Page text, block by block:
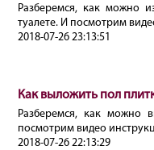
Разберемся, как можно
туалете. И посмотрим
2018-07-26 23:13:51
Как выложить пол
Разберемся, как можно
посмотрим видео
2018-07-26 22:13:29